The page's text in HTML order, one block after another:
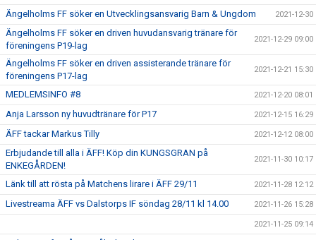
Ängelholms FF söker en Utvecklingsansvarig Barn & Ungdom 2021-12-30
Ängelholms FF söker en driven huvudansvarig tränare för
föreningens P19-lag
2021-12-29 09:00
Ängelholms FF söker en driven assisterande tränare för
föreningens P17-lag
2021-12-21 15:30
MEDLEMSINFO #8 2021-12-20 08:01
Anja Larsson ny huvudtränare för P17 2021-12-15 16:29
ÄFF tackar Markus Tilly 2021-12-12 08:00
Erbjudande till alla i ÄFF! Köp din KUNGSGRAN på
ENKEGÅRDEN!
2021-11-30 10:17
Länk till att rösta på Matchens lirare i ÄFF 29/11 2021-11-28 12:12
Livestreama ÄFF vs Dalstorps IF söndag 28/11 kl 14.00 2021-11-26 15:28
2021-11-25 09:14